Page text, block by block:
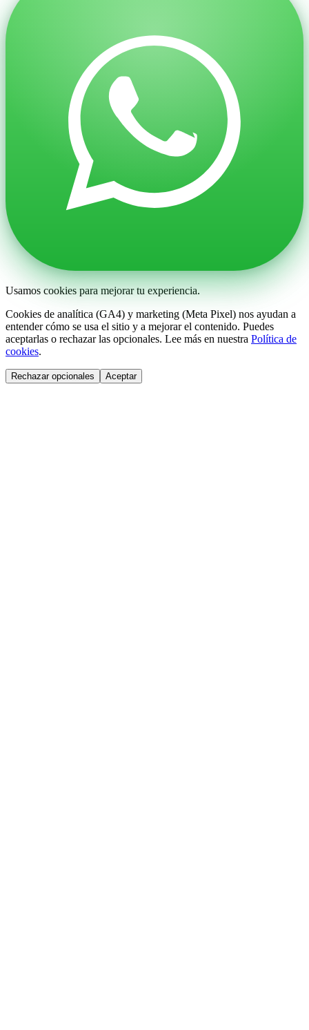
Usamos cookies para mejorar tu experiencia.
Cookies de analítica (GA4) y marketing (Meta Pixel) nos ayudan a
entender cómo se usa el sitio y a mejorar el contenido. Puedes
aceptarlas o rechazar las opcionales. Lee más en nuestra Política de
cookies.
Rechazar opcionales Aceptar